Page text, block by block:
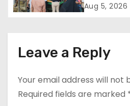
Aug 5, 2026
Leave a Reply
Your email address will not
Required fields are marked